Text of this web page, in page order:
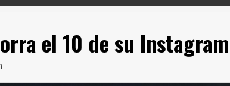
el 10 de su